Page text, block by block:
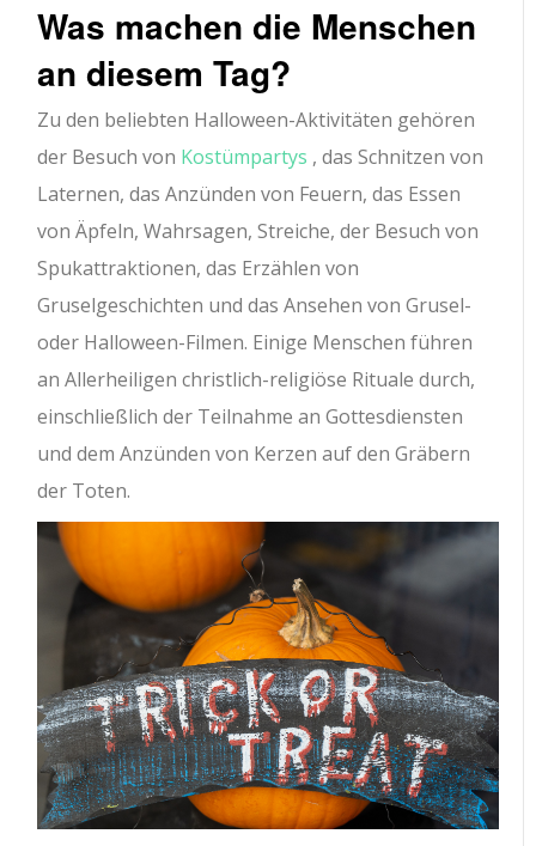
Was machen die Menschen
an diesem Tag?
Zu den beliebten Halloween-Aktivitäten gehören
der Besuch von Kostümpartys , das Schnitzen von
Laternen, das Anzünden von Feuern, das Essen
von Äpfeln, Wahrsagen, Streiche, der Besuch von
Spukattraktionen, das Erzählen von
Gruselgeschichten und das Ansehen von Grusel-
oder Halloween-Filmen. Einige Menschen führen
an Allerheiligen christlich-religiöse Rituale durch,
einschließlich der Teilnahme an Gottesdiensten
und dem Anzünden von Kerzen auf den Gräbern
der Toten.